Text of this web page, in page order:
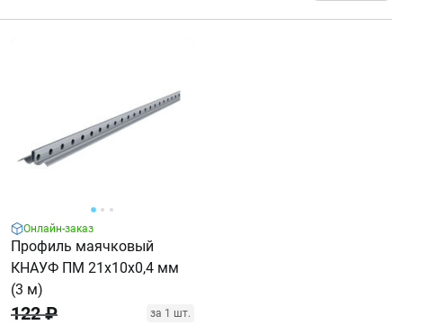
Онлайн-заказ
Профиль маячковый
КНАУФ ПМ 21х10х0,4 мм
(3 м)
122 ₽ за 1 шт.